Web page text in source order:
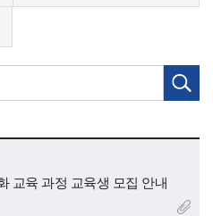
교육 과정 교육생 모집 안내